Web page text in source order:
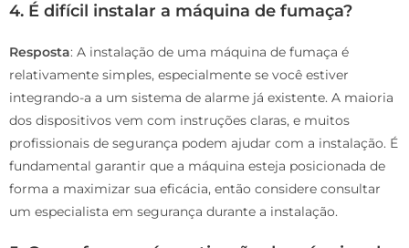
4. É difícil instalar a máquina de fumaça?
Resposta: A instalação de uma máquina de fumaça é
relativamente simples, especialmente se você estiver
integrando-a a um sistema de alarme já existente. A maioria
dos dispositivos vem com instruções claras, e muitos
profissionais de segurança podem ajudar com a instalação. É
fundamental garantir que a máquina esteja posicionada de
forma a maximizar sua eficácia, então considere consultar
um especialista em segurança durante a instalação.